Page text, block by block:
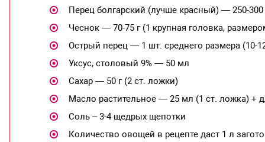
Перец болгарский (лучше красный) — 250-300
Чеснок — 70-75 г (1 крупная головка,
Острый перец — 1 шт. среднего размера (10-
Уксус, столовый 9% — 50 мл
Сахар — 50 г (2 ст. ложки)
Масло растительное — 25 мл (1 ст. ложка) +
Соль – 3-4 щедрых щепотки
Количество овощей в рецепте даст 1 л